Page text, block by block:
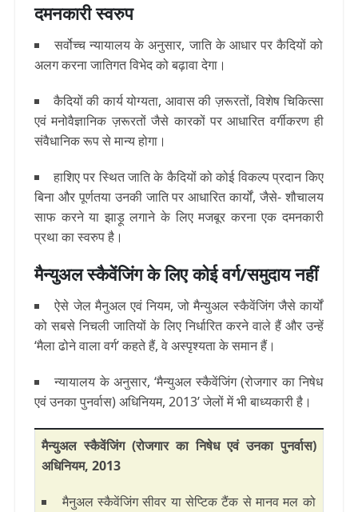
दमनकारी स्वरुप
सर्वोच्च न्यायालय के अनुसार, जाति के आधार पर कैदियों को
अलग करना जातिगत विभेद को बढ़ावा देगा।
कैदियों की कार्य योग्यता, आवास की ज़रूरतों, विशेष चिकित्सा
एवं मनोवैज्ञानिक ज़रूरतों जैसे कारकों पर आधारित वर्गीकरण ही
संवैधानिक रूप से मान्य होगा।
हाशिए पर स्थित जाति के कैदियों को कोई विकल्प प्रदान किए
बिना और पूर्णतया उनकी जाति पर आधारित कार्यों, जैसे- शौचालय
साफ करने या झाड़ू लगाने के लिए मजबूर करना एक दमनकारी
प्रथा का स्वरुप है।
मैन्युअल स्कैवेंजिंग के लिए कोई वर्ग/समुदाय नहीं
ऐसे जेल मैनुअल एवं नियम, जो मैन्युअल स्कैवेंजिंग जैसे कार्यों
को सबसे निचली जातियों के लिए निर्धारित करने वाले हैं और उन्हें
‘मैला ढोने वाला वर्ग’ कहते हैं, वे अस्पृश्यता के समान हैं।
न्यायालय के अनुसार, ‘मैन्युअल स्कैवेंजिंग (रोजगार का निषेध
एवं उनका पुनर्वास) अधिनियम, 2013’ जेलों में भी बाध्यकारी है।
मैन्युअल स्कैवेंजिंग (रोजगार का निषेध एवं उनका पुनर्वास)
अधिनियम, 2013
मैनुअल स्कैवेंजिंग सीवर या सेप्टिक टैंक से मानव मल को